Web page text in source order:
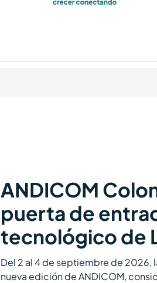
ANDICOM
puerta de
tecnológico de
Del 2 al 4 de septiembre de 2026,
nueva edición de ANDICOM,